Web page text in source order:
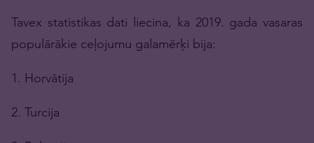
Tavex statistikas dati liecina, ka 2019. gada vasaras
populārākie ceļojumu galamērķi bija:
1. Horvātija
2. Turcija